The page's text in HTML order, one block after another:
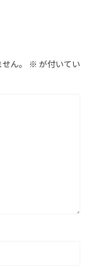
ん。 ※ が付いてい